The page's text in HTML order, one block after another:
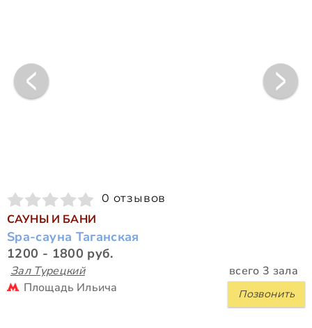
0 отзывов
САУНЫ И БАНИ
Spa-сауна Таганская
1200 - 1800 руб.
Зал Турецкий всего 3 зала
Позвонить
Площадь Ильича